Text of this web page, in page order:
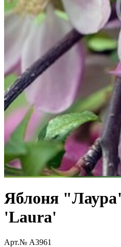
Яблоня
'Laura'
Арт.№ A3961